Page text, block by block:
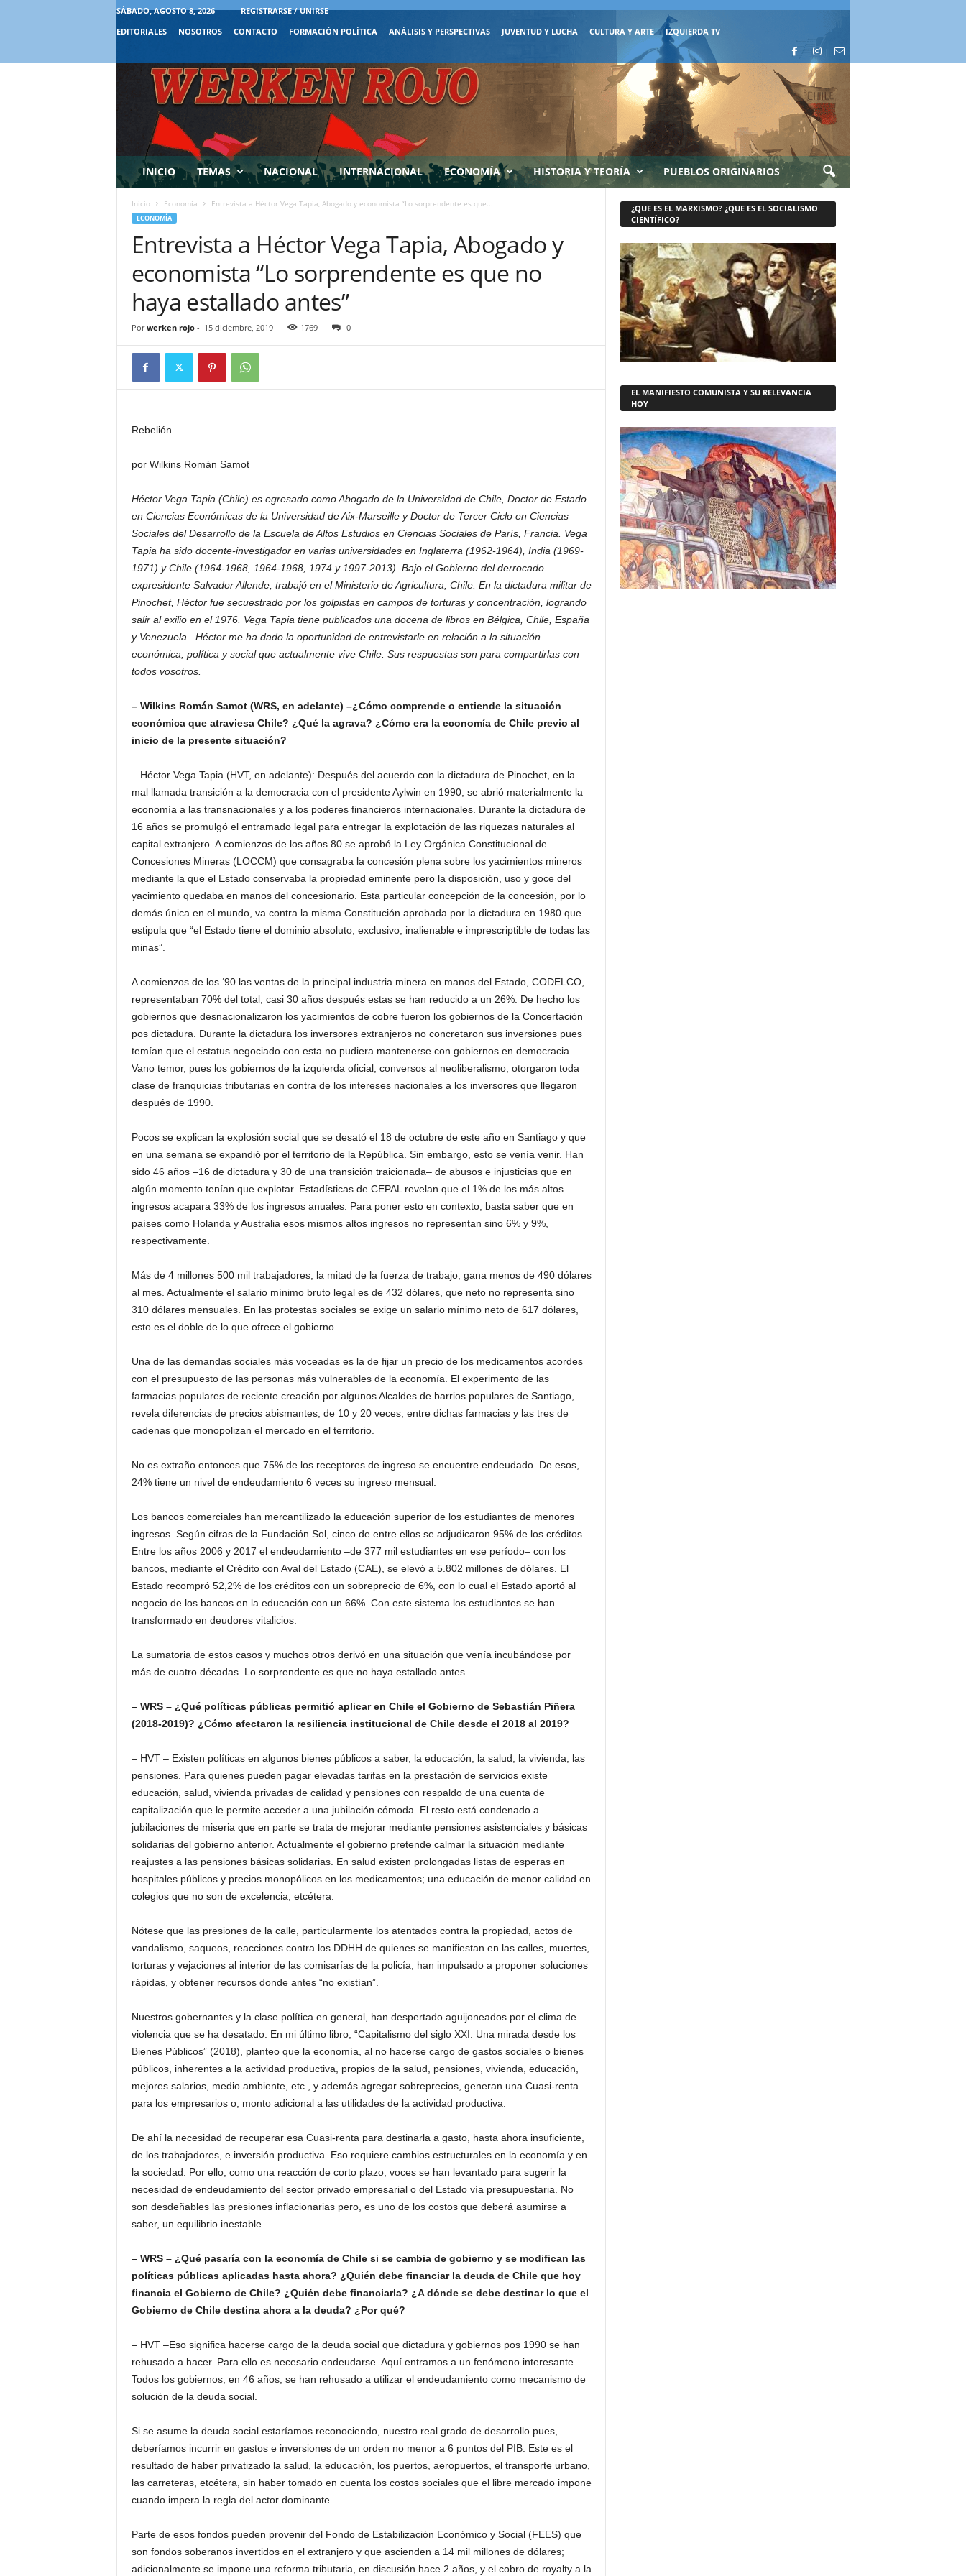
SÁBADO, AGOSTO 8, 2026
REGISTRARSE / UNIRSE
EDITORIALES
NOSOTROS CONTACTO FORMACIÓN POLÍTICA ANÁLISIS Y PERSPECTIVAS JUVENTUD Y LUCHA CULTURA Y ARTE IZQUIERDA TV
INICIO TEMAS NACIONAL INTERNACIONAL ECONOMÍA HISTORIA Y TEORÍA PUEBLOS ORIGINARIOS
Inicio Economía Entrevista a Héctor Vega Tapia, Abogado y economista “Lo sorprendente es que...
ECONOMÍA
Entrevista a Héctor Vega Tapia, Abogado y
economista “Lo sorprendente es que no
haya estallado antes”
Por werken rojo- 15 diciembre, 2019 1769 0
Rebelión
por Wilkins Román Samot
Héctor Vega Tapia (Chile) es egresado como Abogado de la Universidad de Chile, Doctor de Estado
en Ciencias Económicas de la Universidad de Aix-Marseille y Doctor de Tercer Ciclo en Ciencias
Sociales del Desarrollo de la Escuela de Altos Estudios en Ciencias Sociales de París, Francia. Vega
Tapia ha sido docente-investigador en varias universidades en Inglaterra (1962-1964), India (1969-
1971) y Chile (1964-1968, 1964-1968, 1974 y 1997-2013). Bajo el Gobierno del derrocado
expresidente Salvador Allende, trabajó en el Ministerio de Agricultura, Chile. En la dictadura militar de
Pinochet, Héctor fue secuestrado por los golpistas en campos de torturas y concentración, logrando
salir al exilio en el 1976. Vega Tapia tiene publicados una docena de libros en Bélgica, Chile, España
y Venezuela . Héctor me ha dado la oportunidad de entrevistarle en relación a la situación
económica, política y social que actualmente vive Chile. Sus respuestas son para compartirlas con
todos vosotros.
– Wilkins Román Samot (WRS, en adelante) –¿Cómo comprende o entiende la situación
económica que atraviesa Chile? ¿Qué la agrava? ¿Cómo era la economía de Chile previo al
inicio de la presente situación?
– Héctor Vega Tapia (HVT, en adelante): Después del acuerdo con la dictadura de Pinochet, en la
mal llamada transición a la democracia con el presidente Aylwin en 1990, se abrió materialmente la
economía a las transnacionales y a los poderes financieros internacionales. Durante la dictadura de
16 años se promulgó el entramado legal para entregar la explotación de las riquezas naturales al
capital extranjero. A comienzos de los años 80 se aprobó la Ley Orgánica Constitucional de
Concesiones Mineras (LOCCM) que consagraba la concesión plena sobre los yacimientos mineros
mediante la que el Estado conservaba la propiedad eminente pero la disposición, uso y goce del
yacimiento quedaba en manos del concesionario. Esta particular concepción de la concesión, por lo
demás única en el mundo, va contra la misma Constitución aprobada por la dictadura en 1980 que
estipula que “el Estado tiene el dominio absoluto, exclusivo, inalienable e imprescriptible de todas las
minas”.
A comienzos de los ‘90 las ventas de la principal industria minera en manos del Estado, CODELCO,
representaban 70% del total, casi 30 años después estas se han reducido a un 26%. De hecho los
gobiernos que desnacionalizaron los yacimientos de cobre fueron los gobiernos de la Concertación
pos dictadura. Durante la dictadura los inversores extranjeros no concretaron sus inversiones pues
temían que el estatus negociado con esta no pudiera mantenerse con gobiernos en democracia.
Vano temor, pues los gobiernos de la izquierda oficial, conversos al neoliberalismo, otorgaron toda
clase de franquicias tributarias en contra de los intereses nacionales a los inversores que llegaron
después de 1990.
Pocos se explican la explosión social que se desató el 18 de octubre de este año en Santiago y que
en una semana se expandió por el territorio de la República. Sin embargo, esto se venía venir. Han
sido 46 años –16 de dictadura y 30 de una transición traicionada– de abusos e injusticias que en
algún momento tenían que explotar. Estadísticas de CEPAL revelan que el 1% de los más altos
ingresos acapara 33% de los ingresos anuales. Para poner esto en contexto, basta saber que en
países como Holanda y Australia esos mismos altos ingresos no representan sino 6% y 9%,
respectivamente.
Más de 4 millones 500 mil trabajadores, la mitad de la fuerza de trabajo, gana menos de 490 dólares
al mes. Actualmente el salario mínimo bruto legal es de 432 dólares, que neto no representa sino
310 dólares mensuales. En las protestas sociales se exige un salario mínimo neto de 617 dólares,
esto es el doble de lo que ofrece el gobierno.
Una de las demandas sociales más voceadas es la de fijar un precio de los medicamentos acordes
con el presupuesto de las personas más vulnerables de la economía. El experimento de las
farmacias populares de reciente creación por algunos Alcaldes de barrios populares de Santiago,
revela diferencias de precios abismantes, de 10 y 20 veces, entre dichas farmacias y las tres de
cadenas que monopolizan el mercado en el territorio.
No es extraño entonces que 75% de los receptores de ingreso se encuentre endeudado. De esos,
24% tiene un nivel de endeudamiento 6 veces su ingreso mensual.
Los bancos comerciales han mercantilizado la educación superior de los estudiantes de menores
ingresos. Según cifras de la Fundación Sol, cinco de entre ellos se adjudicaron 95% de los créditos.
Entre los años 2006 y 2017 el endeudamiento –de 377 mil estudiantes en ese período– con los
bancos, mediante el Crédito con Aval del Estado (CAE), se elevó a 5.802 millones de dólares. El
Estado recompró 52,2% de los créditos con un sobreprecio de 6%, con lo cual el Estado aportó al
negocio de los bancos en la educación con un 66%. Con este sistema los estudiantes se han
transformado en deudores vitalicios.
La sumatoria de estos casos y muchos otros derivó en una situación que venía incubándose por
más de cuatro décadas. Lo sorprendente es que no haya estallado antes.
– WRS – ¿Qué políticas públicas permitió aplicar en Chile el Gobierno de Sebastián Piñera
(2018-2019)? ¿Cómo afectaron la resiliencia institucional de Chile desde el 2018 al 2019?
– HVT – Existen políticas en algunos bienes públicos a saber, la educación, la salud, la vivienda, las
pensiones. Para quienes pueden pagar elevadas tarifas en la prestación de servicios existe
educación, salud, vivienda privadas de calidad y pensiones con respaldo de una cuenta de
capitalización que le permite acceder a una jubilación cómoda. El resto está condenado a
jubilaciones de miseria que en parte se trata de mejorar mediante pensiones asistenciales y básicas
solidarias del gobierno anterior. Actualmente el gobierno pretende calmar la situación mediante
reajustes a las pensiones básicas solidarias. En salud existen prolongadas listas de esperas en
hospitales públicos y precios monopólicos en los medicamentos; una educación de menor calidad en
colegios que no son de excelencia, etcétera.
Nótese que las presiones de la calle, particularmente los atentados contra la propiedad, actos de
vandalismo, saqueos, reacciones contra los DDHH de quienes se manifiestan en las calles, muertes,
torturas y vejaciones al interior de las comisarías de la policía, han impulsado a proponer soluciones
rápidas, y obtener recursos donde antes “no existían”.
Nuestros gobernantes y la clase política en general, han despertado aguijoneados por el clima de
violencia que se ha desatado. En mi último libro, “Capitalismo del siglo XXI. Una mirada desde los
Bienes Públicos” (2018), planteo que la economía, al no hacerse cargo de gastos sociales o bienes
públicos, inherentes a la actividad productiva, propios de la salud, pensiones, vivienda, educación,
mejores salarios, medio ambiente, etc., y además agregar sobreprecios, generan una Cuasi-renta
para los empresarios o, monto adicional a las utilidades de la actividad productiva.
De ahí la necesidad de recuperar esa Cuasi-renta para destinarla a gasto, hasta ahora insuficiente,
de los trabajadores, e inversión productiva. Eso requiere cambios estructurales en la economía y en
la sociedad. Por ello, como una reacción de corto plazo, voces se han levantado para sugerir la
necesidad de endeudamiento del sector privado empresarial o del Estado vía presupuestaria. No
son desdeñables las presiones inflacionarias pero, es uno de los costos que deberá asumirse a
saber, un equilibrio inestable.
– WRS – ¿Qué pasaría con la economía de Chile si se cambia de gobierno y se modifican las
políticas públicas aplicadas hasta ahora? ¿Quién debe financiar la deuda de Chile que hoy
financia el Gobierno de Chile? ¿Quién debe financiarla? ¿A dónde se debe destinar lo que el
Gobierno de Chile destina ahora a la deuda? ¿Por qué?
– HVT –Eso significa hacerse cargo de la deuda social que dictadura y gobiernos pos 1990 se han
rehusado a hacer. Para ello es necesario endeudarse. Aquí entramos a un fenómeno interesante.
Todos los gobiernos, en 46 años, se han rehusado a utilizar el endeudamiento como mecanismo de
solución de la deuda social.
Si se asume la deuda social estaríamos reconociendo, nuestro real grado de desarrollo pues,
deberíamos incurrir en gastos e inversiones de un orden no menor a 6 puntos del PIB. Este es el
resultado de haber privatizado la salud, la educación, los puertos, aeropuertos, el transporte urbano,
las carreteras, etcétera, sin haber tomado en cuenta los costos sociales que el libre mercado impone
cuando impera la regla del actor dominante.
Parte de esos fondos pueden provenir del Fondo de Estabilización Económico y Social (FEES) que
son fondos soberanos invertidos en el extranjero y que ascienden a 14 mil millones de dólares;
adicionalmente se impone una reforma tributaria, en discusión hace 2 años, y el cobro de royalty a la
¿QUE ES EL MARXISMO? ¿QUE ES EL SOCIALISMO
CIENTÍFICO?
EL MANIFIESTO COMUNISTA Y SU RELEVANCIA
HOY